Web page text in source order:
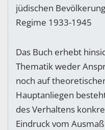
jüdischen
Regime 1933-1945
Das Buch erhebt
Thematik weder
noch auf
Hauptanliegen
des Verhaltens
Eindruck vom